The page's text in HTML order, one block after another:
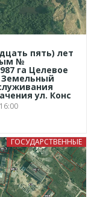
пять) лет
№
га Целевое
Земельный
ул. Конс
ГОСУДАРСТВЕННЫЕ